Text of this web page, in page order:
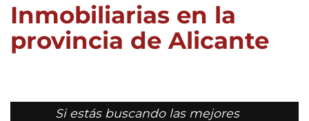
Inmobiliarias en la
provincia de Alicante
Si estás buscando las mejores